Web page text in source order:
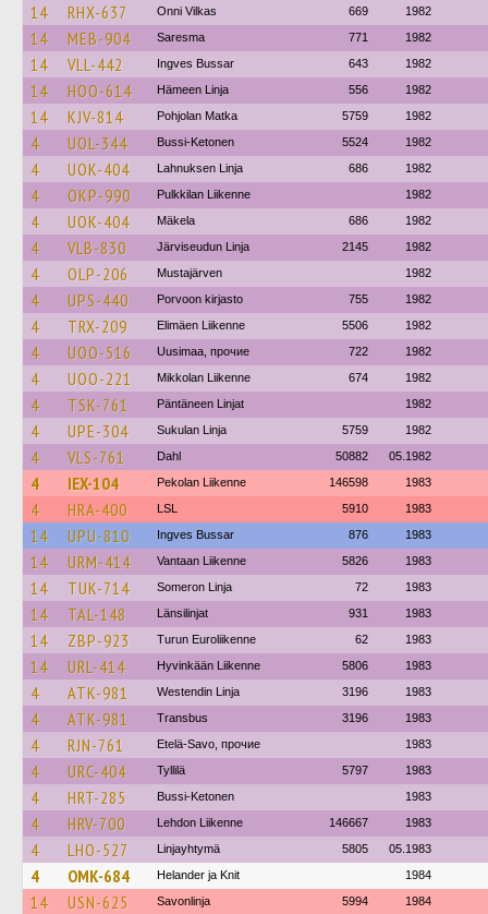
14 RHX-637 Onni Vilkas 669 1982
14 MEB-904 Saresma 771 1982
14 VLL-442 Ingves Bussar 643 1982
14 HOO-614 Hämeen Linja 556 1982
14 KJV-814 Pohjolan Matka 5759 1982
4 UOL-344 Bussi-Ketonen 5524 1982
4 UOK-404 Lahnuksen Linja 686 1982
4 OKP-990 Pulkkilan Liikenne 1982
4 UOK-404 Mäkela 686 1982
4 VLB-830 Järviseudun Linja 2145 1982
4 OLP-206 Mustajärven 1982
4 UPS-440 Porvoon kirjasto 755 1982
4 TRX-209 Elimäen Liikenne 5506 1982
4 UOO-516 Uusimaa, прочие 722 1982
4 UOO-221 Mikkolan Liikenne 674 1982
4 TSK-761 Päntäneen Linjat 1982
4 UPE-304 Sukulan Linja 5759 1982
4 VLS-761 Dahl 50882 05.1982
4 IEX-104 Pekolan Liikenne 146598 1983
4 HRA-400 LSL 5910 1983
14 UPU-810 Ingves Bussar 876 1983
14 URM-414 Vantaan Liikenne 5826 1983
14 TUK-714 Someron Linja 72 1983
14 TAL-148 Länsilinjat 931 1983
14 ZBP-923 Turun Euroliikenne 62 1983
14 URL-414 Hyvinkään Liikenne 5806 1983
4 ATK-981 Westendin Linja 3196 1983
4 ATK-981 Transbus 3196 1983
4 RJN-761 Etelä-Savo, прочие 1983
4 URC-404 Tyllilä 5797 1983
4 HRT-285 Bussi-Ketonen 1983
4 HRV-700 Lehdon Liikenne 146667 1983
4 LHO-527 Linjayhtymä 5805 05.1983
4 OMK-684 Helander ja Knit 1984
14 USN-625 Savonlinja 5994 1984